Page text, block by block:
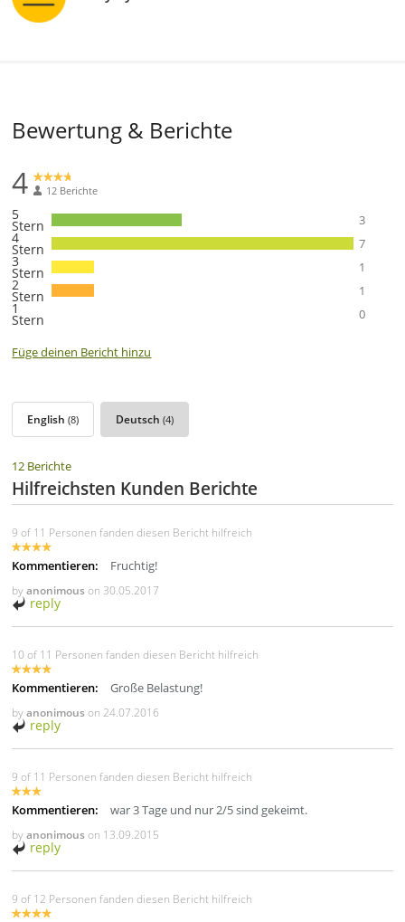
Bewertung & Berichte
4 12 Berichte
5
Stern 3
4
Stern 7
3
Stern 1
2
Stern 1
1
Stern 0
Füge deinen Bericht hinzu
English(8) Deutsch(4)
12 Berichte
Hilfreichsten Kunden Berichte
9 of 11 Personen fanden diesen Bericht hilfreich
Kommentieren: Fruchtig!
byanonimouson30.05.2017
reply
10 of 11 Personen fanden diesen Bericht hilfreich
Kommentieren: Große Belastung!
byanonimouson24.07.2016
reply
9 of 11 Personen fanden diesen Bericht hilfreich
Kommentieren: war 3 Tage und nur 2/5 sind gekeimt.
byanonimouson 13.09.2015
reply
9 of 12 Personen fanden diesen Bericht hilfreich